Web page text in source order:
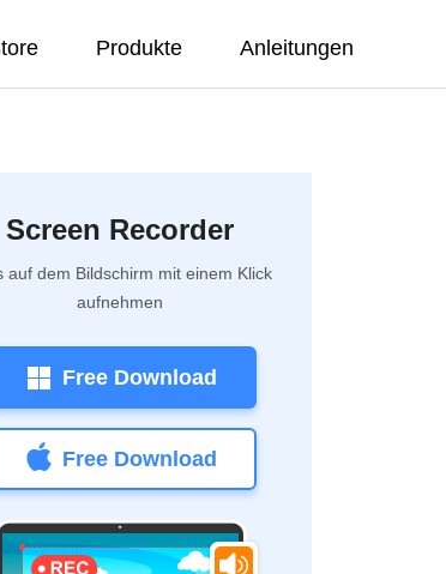
Produkte Anleitungen
Screen Recorder
auf dem Bildschirm mit einem Klick
aufnehmen
Free Download
Free Download